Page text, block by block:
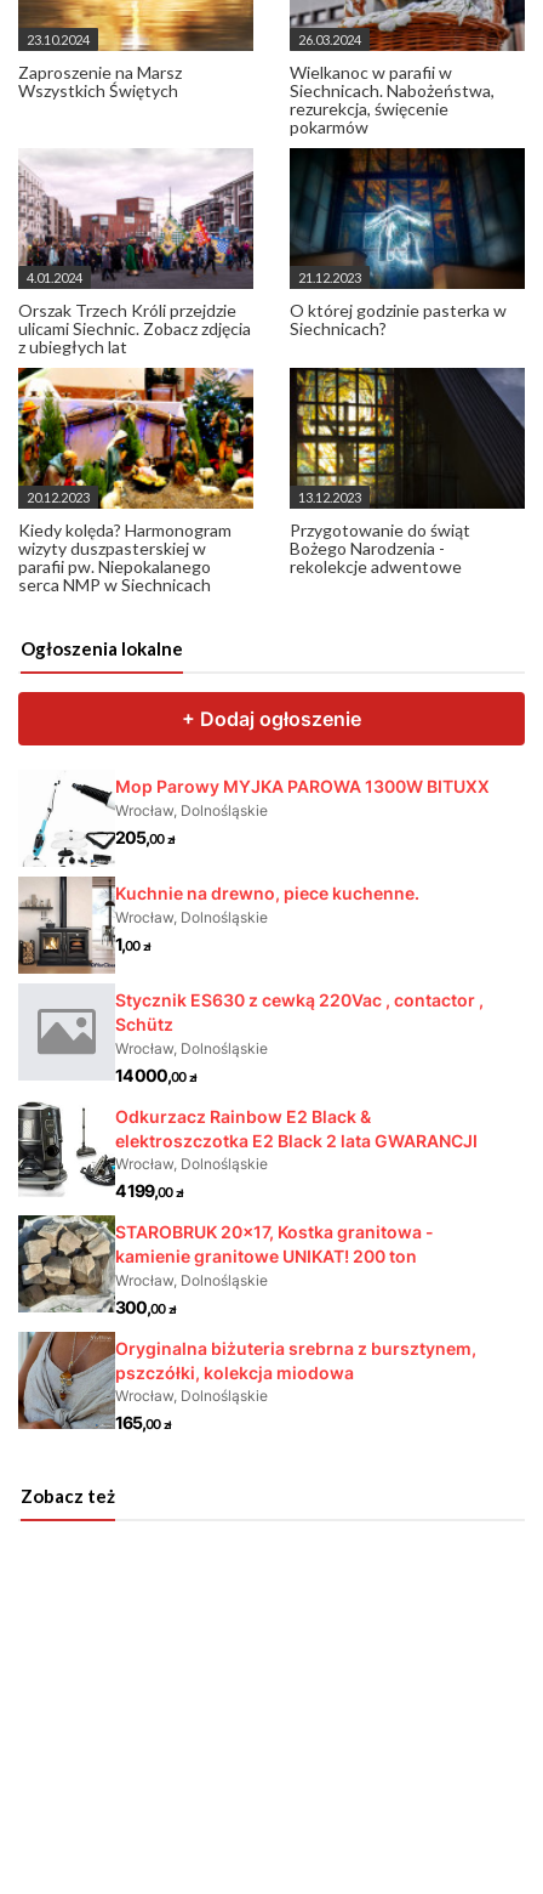
23.10.2024
Zaproszenie na Marsz
Wszystkich Świętych
26.03.2024
Wielkanoc w parafii w
Siechnicach. Nabożeństwa,
rezurekcja, święcenie
pokarmów
4.01.2024
Orszak Trzech Króli przejdzie
ulicami Siechnic. Zobacz zdjęcia
z ubiegłych lat
21.12.2023
O której godzinie pasterka w
Siechnicach?
20.12.2023
Kiedy kolęda? Harmonogram
wizyty duszpasterskiej w
parafii pw. Niepokalanego
serca NMP w Siechnicach
13.12.2023
Przygotowanie do świąt
Bożego Narodzenia -
rekolekcje adwentowe
Ogłoszenia lokalne
Zobacz też